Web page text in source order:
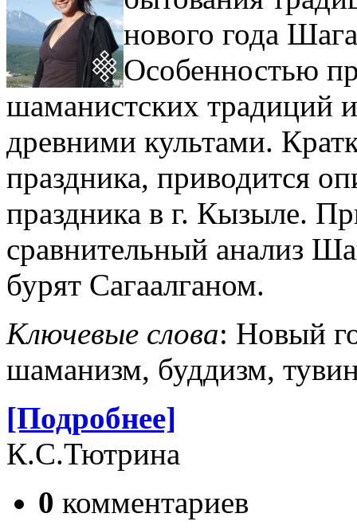
нового года
Особен­ностью
шаманистских традиций
древними культами.
праздника, приводится
праздника в г. Кы­зыле.
сравнительный анализ
бурят Сагаалганом.
Ключевые слова: Новый
шаманизм, буддизм,
[Подробнее]
К.С.Тютрина
0 комментариев